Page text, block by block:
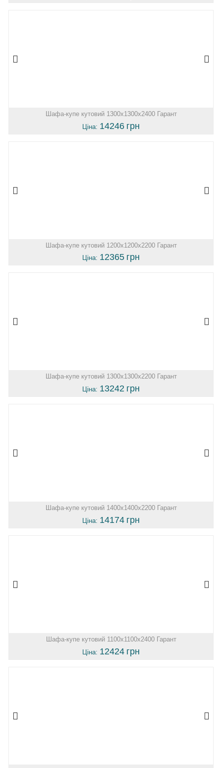
Шафа-купе кутовий 1300х1300х2400 Гарант
Ціна: 14246 грн
Шафа-купе кутовий 1200х1200х2200 Гарант
Ціна: 12365 грн
Шафа-купе кутовий 1300х1300х2200 Гарант
Ціна: 13242 грн
Шафа-купе кутовий 1400х1400х2200 Гарант
Ціна: 14174 грн
Шафа-купе кутовий 1100х1100х2400 Гарант
Ціна: 12424 грн